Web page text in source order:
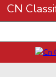
CN